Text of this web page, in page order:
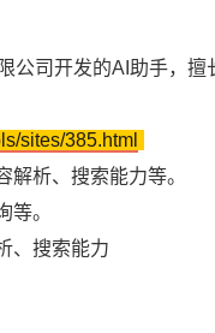
公司开发的AI助手，
sites/385.html
析、搜索能力等。
等。
、搜索能力